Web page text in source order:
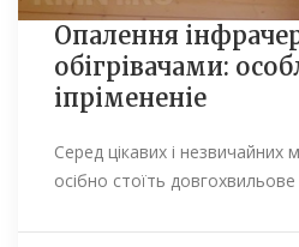
Опалення
обігрівачами:
іпрімененіе
Серед цікавих і незвичайних
осібно стоїть